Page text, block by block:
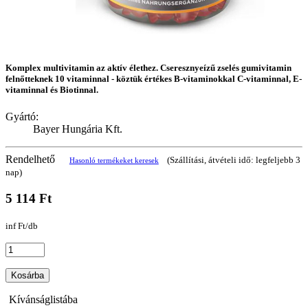
Komplex multivitamin az aktív élethez. Cseresznyeízű zselés gumivitamin
felnőtteknek 10 vitaminnal - köztük értékes B-vitaminokkal C-vitaminnal, E-
vitaminnal és Biotinnal.
Gyártó:
Bayer Hungária Kft.
Rendelhető Hasonló termékeket keresek
(Szállítási, átvételi idő: legfeljebb 3
nap)
5 114 Ft
inf Ft/db
Kosárba
Kívánságlistába